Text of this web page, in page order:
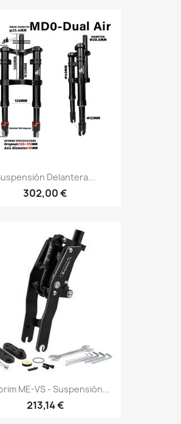
Delantera...
302,00 €
ME-VS - Suspensión...
213,14 €